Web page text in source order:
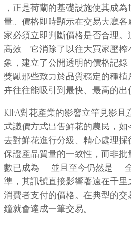
，正是荷蘭的基礎設施使其成
量。價格即時顯示在交易大廳各
家必須立即判斷價格是否合理。
高效：它消除了以往大買家壓
象，建立了公開透明的價格記錄
獎勵那些致力於品質穩定的種
卉往往能吸引到最快、最高的出
KIFA對花產業的影響立竿見影且
式議價方式出售鮮花的農民，如
去對鮮花進行分級、精心處理採
保證產品質量的一致性，而非批
數已成為——並且至今仍然是——
準，其訊號直接影響著遠在千里
消費者支付的價格。在典型的交
鐘就會達成一筆交易。